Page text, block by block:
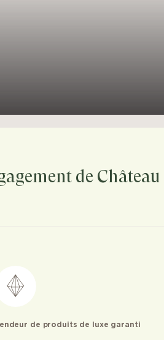
de
de produits de luxe garanti